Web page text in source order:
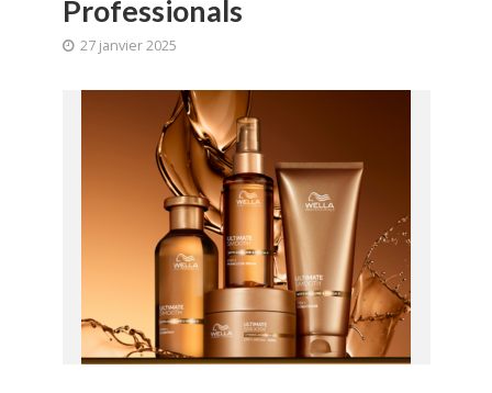
Professionals
27 janvier 2025